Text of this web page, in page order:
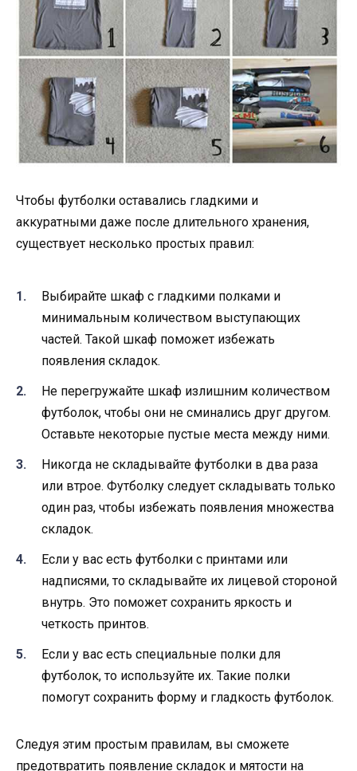
Чтобы футболки оставались гладкими и
аккуратными даже после длительного хранения,
существует несколько простых правил:
Выбирайте шкаф с гладкими полками и
минимальным количеством выступающих
частей. Такой шкаф поможет избежать
появления складок.
Не перегружайте шкаф излишним количеством
футболок, чтобы они не сминались друг другом.
Оставьте некоторые пустые места между ними.
Никогда не складывайте футболки в два раза
или втрое. Футболку следует складывать только
один раз, чтобы избежать появления множества
складок.
Если у вас есть футболки с принтами или
надписями, то складывайте их лицевой стороной
внутрь. Это поможет сохранить яркость и
четкость принтов.
Если у вас есть специальные полки для
футболок, то используйте их. Такие полки
помогут сохранить форму и гладкость футболок.
Следуя этим простым правилам, вы сможете
предотвратить появление складок и мятости на